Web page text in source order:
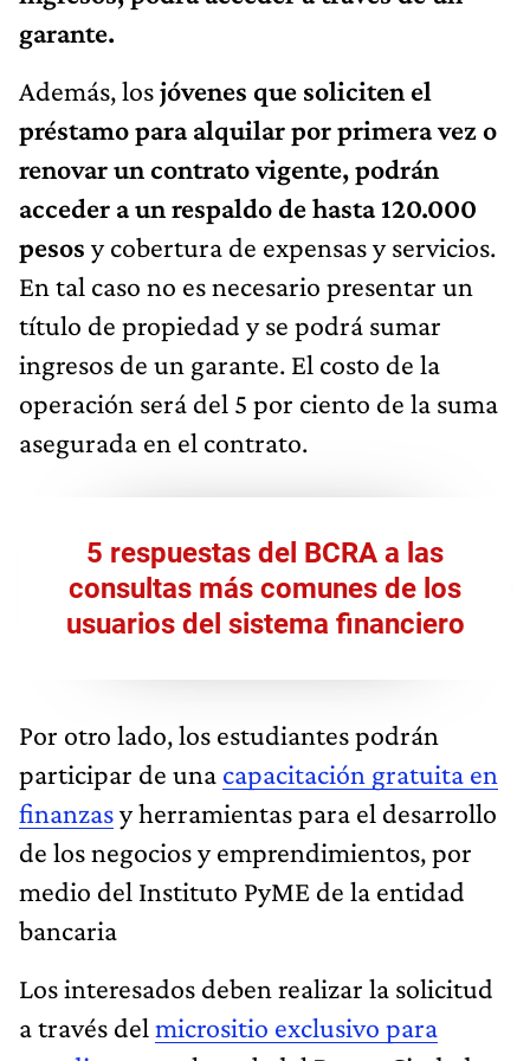
garante.
Además, losjóvenes que soliciten el
préstamo para alquilar por primera vez o
renovar un contrato vigente, podrán
acceder a un respaldo de hasta 120.000
pesos y cobertura de expensas y servicios.
En tal caso no es necesario presentar un
título de propiedad y se podrá sumar
ingresos de un garante. El costo de la
operación será del 5 por ciento de la suma
asegurada en el contrato.
5 respuestas del BCRA a las
consultas más comunes de los
usuarios del sistema financiero
Por otro lado, los estudiantes podrán
participar de una capacitación gratuita en
finanzasy herramientas para el desarrollo
de los negocios y emprendimientos, por
medio del Instituto PyME de la entidad
bancaria
Los interesados deben realizar la solicitud
a través del micrositio exclusivo para